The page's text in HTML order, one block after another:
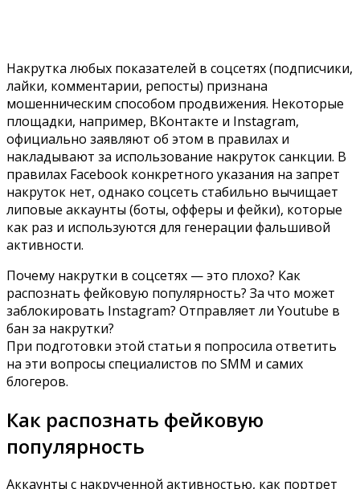
Накрутка любых показателей в соцсетях (подписчики,
лайки, комментарии, репосты) признана
мошенническим способом продвижения. Некоторые
площадки, например, ВКонтакте и Instagram,
официально заявляют об этом в правилах и
накладывают за использование накруток санкции. В
правилах Facebook конкретного указания на запрет
накруток нет, однако соцсеть стабильно вычищает
липовые аккаунты (боты, офферы и фейки), которые
как раз и используются для генерации фальшивой
активности.
Почему накрутки в соцсетях — это плохо? Как
распознать фейковую популярность? За что может
заблокировать Instagram? Отправляет ли Youtube в
бан за накрутки?
При подготовки этой статьи я попросила ответить
на эти вопросы специалистов по SMM и самих
блогеров.
Как распознать фейковую
популярность
Аккаунты с накрученной активностью, как портрет